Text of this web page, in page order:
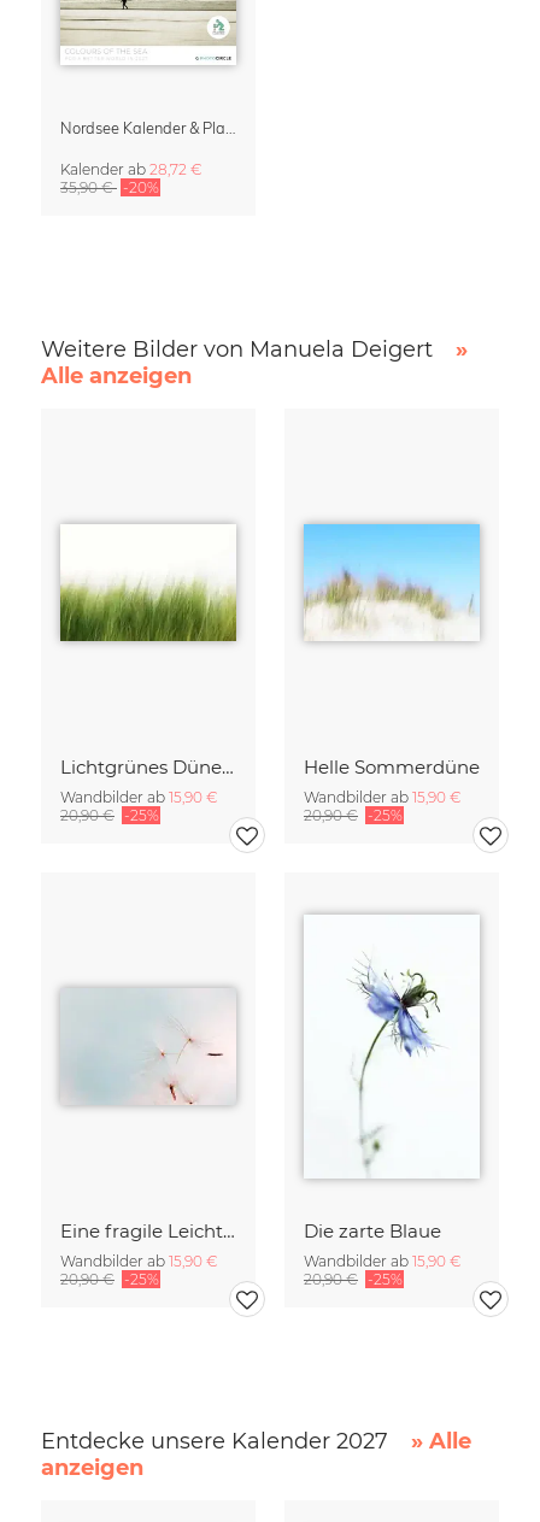
Nordsee Kalender & Planer 2027 – Die Farben des Meeres
Kalender ab 28,72 €
35,90 € -20%
Weitere Bilder von Manuela Deigert
»
Alle anzeigen
Lichtgrünes Dünengras
Wandbilder ab 15,90 €
20,90 € -25%
Helle Sommerdüne
Wandbilder ab 15,90 €
20,90 € -25%
Eine fragile Leichtigkeit
Wandbilder ab 15,90 €
20,90 € -25%
Die zarte Blaue
Wandbilder ab 15,90 €
20,90 € -25%
Entdecke unsere Kalender 2027
» Alle
anzeigen